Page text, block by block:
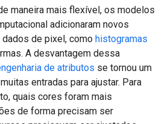
maneira mais flexível, os modelos
adicionaram novos
de pixel, como histogramas
A desvantagem dessa
de atributos se tornou um
entradas para ajustar. Para
quais cores foram mais
de forma precisam ser